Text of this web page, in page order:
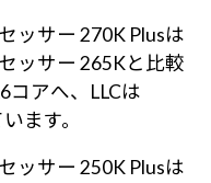
ッサー 270K Plusは
ッサー 265Kと比較
コアへ、LLCは
ます。
ッサー 250K Plusは